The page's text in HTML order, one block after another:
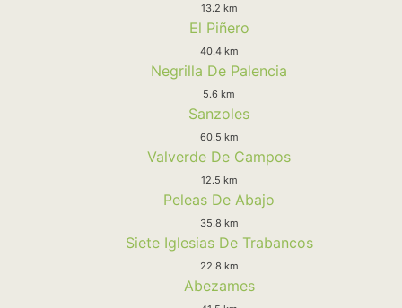
13.2 km
El Piñero
40.4 km
Negrilla De Palencia
5.6 km
Sanzoles
60.5 km
Valverde De Campos
12.5 km
Peleas De Abajo
35.8 km
Siete Iglesias De Trabancos
22.8 km
Abezames